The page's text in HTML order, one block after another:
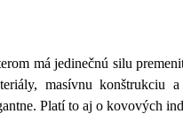
má jedinečnú silu
masívnu konštrukciu
Platí to aj o kovových